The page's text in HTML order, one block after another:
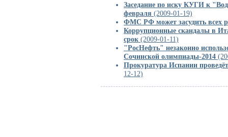
Заседание по иску КУГИ к
февраля (2009-01-19)
ФМС РФ может засудить всех
Коррупционные скандалы в
срок (2009-01-11)
"РосНефть" незаконно
Сочинской олимпиады-2014
Прокуратура Испании
12-12)